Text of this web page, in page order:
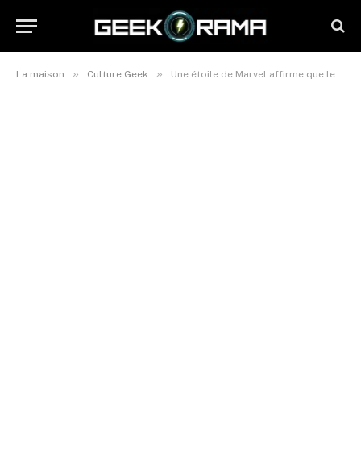
La maison » Culture Geek » Une étoile de Marvel affirme que les films du MCU sont conçus pour les fans et non pour les critiques